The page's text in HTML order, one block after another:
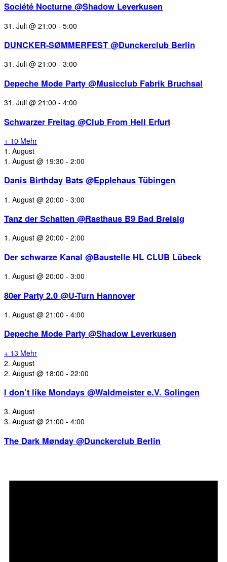
Société Nocturne @Shadow Leverkusen
31. Juli @ 21:00 - 5:00
DUNCKER-SØMMERFEST @Dunckerclub Berlin
31. Juli @ 21:00 - 3:00
Depeche Mode Party @Musicclub Fabrik Bruchsal
31. Juli @ 21:00 - 4:00
Schwarzer Freitag @Club From Hell Erfurt
+ 10 Mehr
1. August
1. August @ 19:30 - 2:00
Danis Birthday Bats @Epplehaus Tübingen
1. August @ 20:00 - 3:00
Tanz der Schatten @Rasthaus B9 Bad Breisig
1. August @ 20:00 - 2:00
Der schwarze Kanal @Baustelle HL CLUB Lübeck
1. August @ 20:00 - 3:00
80er Party 2.0 @U-Turn Hannover
1. August @ 21:00 - 4:00
Depeche Mode Party @Shadow Leverkusen
+ 13 Mehr
2. August
2. August @ 18:00 - 22:00
I don’t like Mondays @Waldmeister e.V. Solingen
3. August
3. August @ 21:00 - 4:00
The Dark Mønday @Dunckerclub Berlin